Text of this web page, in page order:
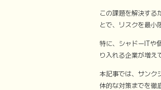
この課題を解決する
とで、リスクを最小
特に、シャドーITや
り入れる企業が増え
本記事では、サンク
体的な対策までを徹